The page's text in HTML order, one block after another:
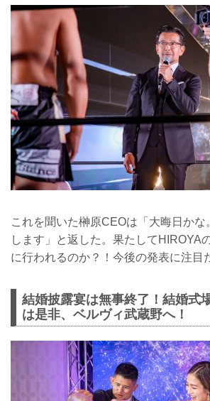
これを聞いた榊原CEOは「大晦日か
します」と返した。果たしてHIROYA
に行われるのか？！今後の発表に注目
結婚披露宴は無事終了！結婚式
は是非、ベルヴィ武蔵野へ！